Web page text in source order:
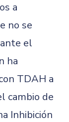
a
no se
el
ha
TDAH a
cambio de
Inhibición